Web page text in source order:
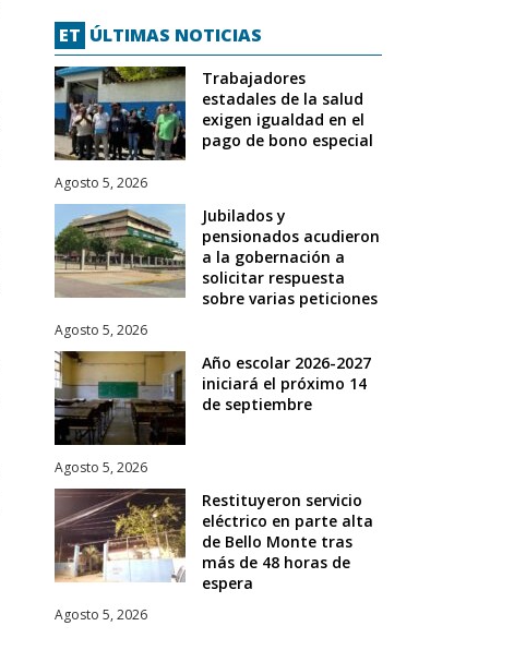
ET ÚLTIMAS NOTICIAS
Trabajadores
estadales de la salud
exigen igualdad en el
pago de bono especial
Agosto 5, 2026
Jubilados y
pensionados acudieron
a la gobernación a
solicitar respuesta
sobre varias peticiones
Agosto 5, 2026
Año escolar 2026-2027
iniciará el próximo 14
de septiembre
Agosto 5, 2026
Restituyeron servicio
eléctrico en parte alta
de Bello Monte tras
más de 48 horas de
espera
Agosto 5, 2026